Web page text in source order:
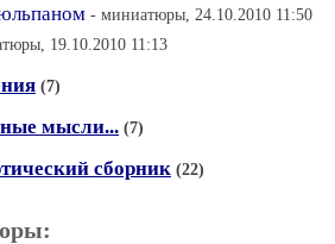
- миниатюры, 24.10.2010 11:50
19.10.2010 11:13
(7)
мысли... (7)
сборник (22)